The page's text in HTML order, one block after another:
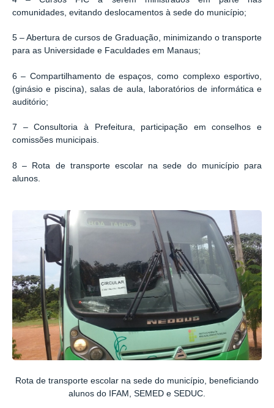
comunidades, evitando deslocamentos à sede do município;
5 – Abertura de cursos de Graduação, minimizando o transporte
para as Universidade e Faculdades em Manaus;
6 – Compartilhamento de espaços, como complexo esportivo,
(ginásio e piscina), salas de aula, laboratórios de informática e
auditório;
7 – Consultoria à Prefeitura, participação em conselhos e
comissões municipais.
8 – Rota de transporte escolar na sede do município para
alunos.
Rota de transporte escolar na sede do município, beneficiando
alunos do IFAM, SEMED e SEDUC.